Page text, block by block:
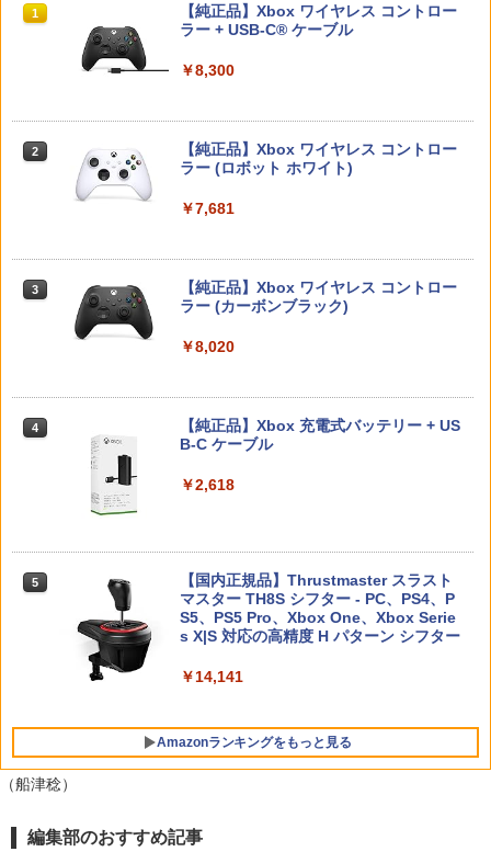
￥6,910
￥7,128
ャリングケース ハードケース EVAハー
ドシェル 10ゲームカードスロット switc
itch2専用 撥水 ブラック/ホワイト
グダム Nintendo Switch 2 Edition
【楽天ブックス限定特典】スーパーマリ
オブラザーズ ワンダー Nintendo Switc
(「スーパーマリオ」ステッカー2種)
ロコン対応【定形外郵便のみ送料無料】
Playstation 5特許取得済み日本製しまリ
送料無料Battlefield™ 6（バトルフィー
トーンパック」 同梱 オリジナルBOX入
￥3,280
縦置き 垂直 充電器 USB 静音 リモコン
収納 充電LEDランプ 充電指示ランプ付
滑り止め 冷却台 2台同時充電
￥3,600
【中古】龍が如く 極3 ／ 龍が如く3外伝
Dark Tiesソフト:プレイステーション5
ソフト／アクション・ゲーム
￥4,150
購入封入特典】DLCチラシ)
￥6,507
A】
[ 押井守 ]
4
劇場版 カードキャプターさくら 封印さ
れたカード【Blu-ray】 [ 丹下桜 ]
￥4,884
5
劇場版 カードキャプターさくら【Blu-ra
y】 [ 丹下桜 ]
￥4,884
1
スプラトゥーン レイダース|オンライン
コード版
￥5,832
スプラトゥーン レイダース -Switch2
￥6,446
Nintendo Switch 2(日本語・国内専用)
ンラインコード版
ニンテンドープリペイド番号 5000円|オ
ンラインコード版
1
PlayStation 5 デジタル・エディション
日本語専用 Console Language: Japan
Beast of Reincarnation -PS5 【特典】
J) PlayStation 5
トローラー ミッドナイト ブラック(CFI-
ZCT2J01)
【純正品】DualSense ワイヤレスコン
トローラー(CFI-ZCT2J)
￥10,737
1
【純正品】Xbox ワイヤレス コントロー
ラー + USB-C® ケーブル
￥8,300
2
【純正品】Xbox ワイヤレス コントロー
ラー (ロボット ホワイト)
￥7,681
3
【純正品】Xbox ワイヤレス コントロー
ラー (カーボンブラック)
￥8,020
4
【純正品】Xbox 充電式バッテリー + US
B-C ケーブル
￥2,618
5
【国内正規品】Thrustmaster スラスト
マスター TH8S シフター - PC、PS4、P
S5、PS5 Pro、Xbox One、Xbox Serie
s X|S 対応の高精度 H パターン シフター
￥14,141
Amazonランキングをもっと見る
1
劇場版「鬼滅の刃」無限城編 第一章 猗
（船津稔）
編集部のおすすめ記事